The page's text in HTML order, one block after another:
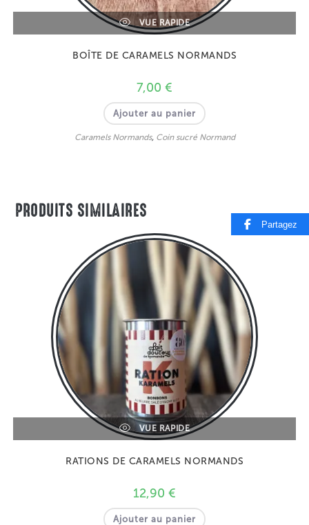
VUE RAPIDE
BOÎTE DE CARAMELS NORMANDS
7,00 €
Ajouter au panier
Caramels Normands, Coin sucré Normand
PRODUITS SIMILAIRES
VUE RAPIDE
RATIONS DE CARAMELS NORMANDS
12,90 €
Ajouter au panier
Partagez